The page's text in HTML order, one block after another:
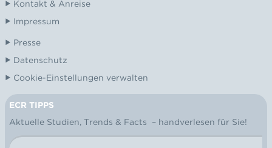
Kontakt & Anreise
Impressum
Presse
Datenschutz
Cookie-Einstellungen verwalten
NEWSLETTER
ECR TIPPS
Aktuelle Studien, Trends & Facts – handverlesen für Sie!